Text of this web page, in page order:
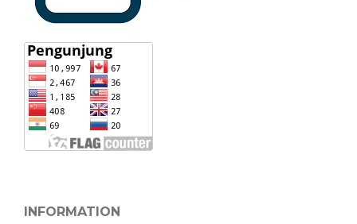
INFORMATION